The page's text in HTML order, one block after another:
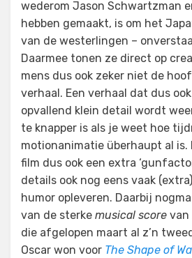
wederom Jason Schwartzman
hebben gemaakt, is om het
van de westerlingen –
Daarmee tonen ze direct op
mens dus ook zeker niet de
verhaal. Een verhaal dat dus
opvallend klein detail wordt
te knapper is als je weet hoe
motionanimatie überhaupt al
film dus ook een extra
details ook nog eens vaak
humor opleveren. Daarbij
van de sterke musical score van
die afgelopen maart al z’n
Oscar won voor The Shape of